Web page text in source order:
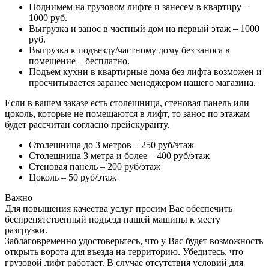
Поднимем на грузовом лифте и занесем в квартиру –
1000 руб.
Выгрузка и занос в частный дом на первый этаж – 1000
руб.
Выгрузка к подъезду/частному дому без заноса в
помещение – бесплатно.
Подъем кухни в квартирные дома без лифта возможен и
просчитывается заранее менеджером нашего магазина.
Если в вашем заказе есть столешница, стеновая панель или
цоколь, которые не помещаются в лифт, то занос по этажам
будет рассчитан согласно прейскуранту.
Столешница до 3 метров – 250 руб/этаж
Столешница 3 метра и более – 400 руб/этаж
Стеновая панель – 200 руб/этаж
Цоколь – 50 руб/этаж
Важно
Для повышения качества услуг просим Вас обеспечить
беспрепятственный подъезд нашей машины к месту
разгрузки.
Заблаговременно удостоверьтесь, что у Вас будет возможность
открыть ворота для въезда на территорию. Убедитесь, что
грузовой лифт работает. В случае отсутствия условий для